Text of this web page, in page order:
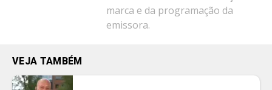
marca e da programação da
emissora.
VEJA TAMBÉM